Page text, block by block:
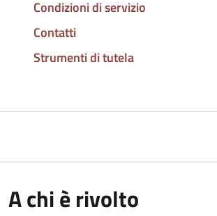
Condizioni di servizio
Contatti
Strumenti di tutela
A chi è rivolto